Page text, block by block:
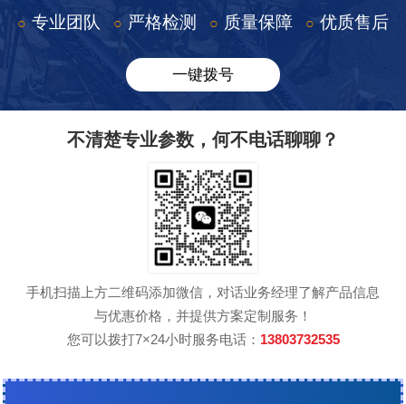
○ 专业团队 ○ 严格检测 ○ 质量保障 ○ 优质售后
一键拨号
不清楚专业参数，何不电话聊聊？
手机扫描上方二维码添加微信，对话业务经理了解产品信息
与优惠价格，并提供方案定制服务！
您可以拨打7×24小时服务电话： 13803732535